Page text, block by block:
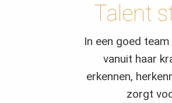
Talent
In een goed
vanuit haar
erkennen,
zorgt